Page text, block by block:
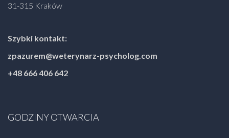
31-315 Kraków
Szybki kontakt:
zpazurem@weterynarz-psycholog.com
+48 666 406 642
GODZINY OTWARCIA